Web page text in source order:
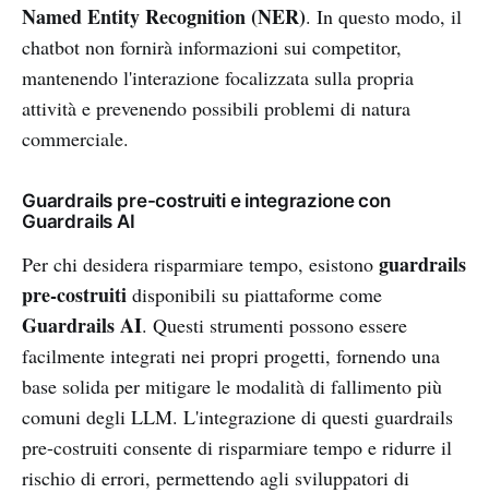
Named Entity Recognition (NER). In questo modo, il
chatbot non fornirà informazioni sui competitor,
mantenendo l'interazione focalizzata sulla propria
attività e prevenendo possibili problemi di natura
commerciale.
Guardrails pre-costruiti e integrazione con
Guardrails AI
Per chi desidera risparmiare tempo, esistono guardrails
pre-costruiti disponibili su piattaforme come
Guardrails AI. Questi strumenti possono essere
facilmente integrati nei propri progetti, fornendo una
base solida per mitigare le modalità di fallimento più
comuni degli LLM. L'integrazione di questi guardrails
pre-costruiti consente di risparmiare tempo e ridurre il
rischio di errori, permettendo agli sviluppatori di